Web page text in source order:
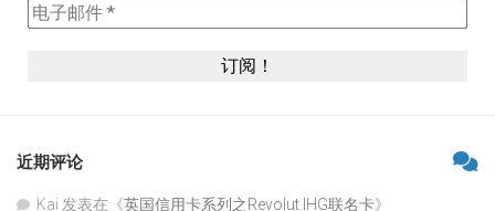
近期评论
Kai 发表在《英国信用卡系列之Revolut IHG联名卡》